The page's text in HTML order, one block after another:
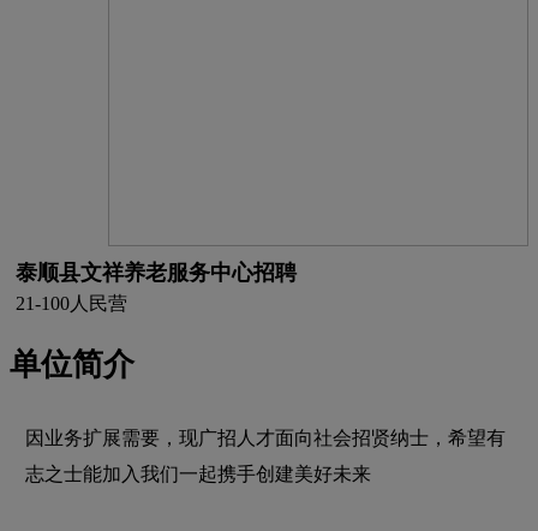
泰顺县文祥养老服务中心招聘
21-100人 民营
单位简介
因业务扩展需要，现广招人才面向社会招贤纳士，希望有
志之士能加入我们一起携手创建美好未来